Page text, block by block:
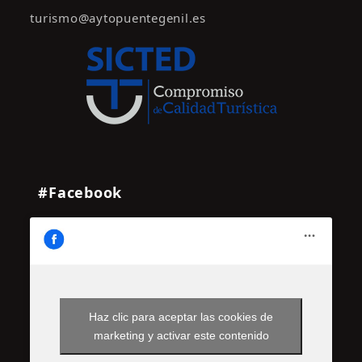
turismo@aytopuentegenil.es
#Facebook
Haz clic para aceptar las cookies de
marketing y activar este contenido